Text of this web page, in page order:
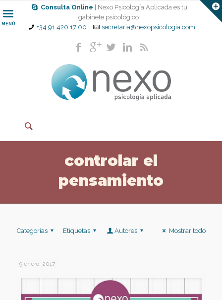
Consulta Online
| Nexo Psicología Aplicada es tu
gabinete psicológico
+34 91 420 17 00
secretaria@nexopsicologia.com
MENÚ
controlar el
pensamiento
Categorías Etiquetas Autores Mostrar todo
9 enero, 2017